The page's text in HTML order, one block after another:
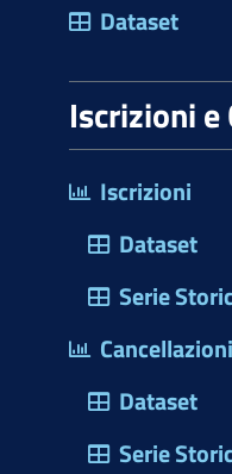
Dataset
Iscrizioni e
Iscrizioni
Dataset
Serie
Cancellazioni
Dataset
Serie